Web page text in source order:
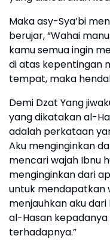
Maka asy-Sya’bi
berujar, “Wahai
kamu semua ingin
di atas kepentingan
tempat, maka
Demi Dzat Yang
yang dikatakan al-
adalah perkataan
Aku menginginkan
mencari wajah Ibnu
menginginkan dari
untuk mendapatkan
menjauhkan aku
al-Hasan
terhadapnya.”